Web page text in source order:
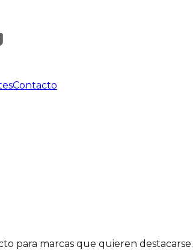
Contacto
para marcas que quieren destacarse.